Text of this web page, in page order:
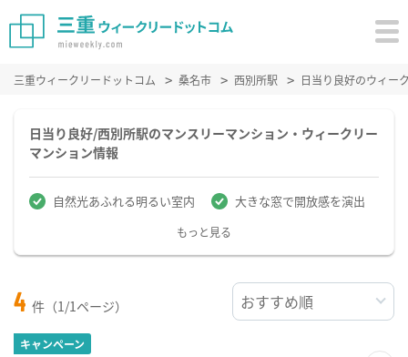
三重ウィークリードットコム 桑名市 西別所駅 日当り良好のウィー
日当り良好/西別所駅のマンスリーマンション・ウィークリー
マンション情報
自然光あふれる明るい室内 大きな窓で開放感を演出
もっと見る
4 件（1/1ページ）
キャンペーン